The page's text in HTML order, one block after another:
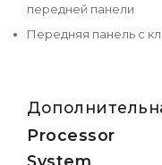
передней панели
Передняя панель с
Processor
System